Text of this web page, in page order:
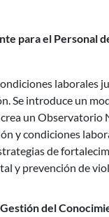
para el Personal
laborales
Se introduce un
un
y condiciones
de
y prevención de
del